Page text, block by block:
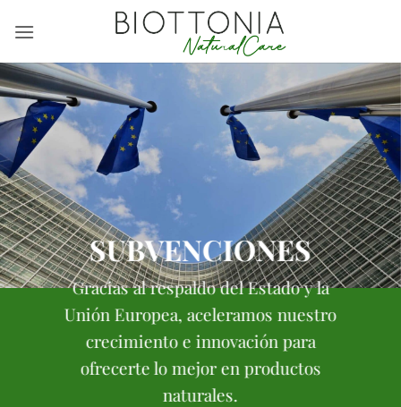
SUBVENCIONES
Gracias al respaldo del Estado y la
Unión Europea, aceleramos nuestro
crecimiento e innovación para
ofrecerte lo mejor en productos
naturales.